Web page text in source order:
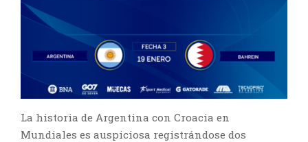
La historia de Argentina con Croacia en
Mundiales es auspiciosa registrándose dos